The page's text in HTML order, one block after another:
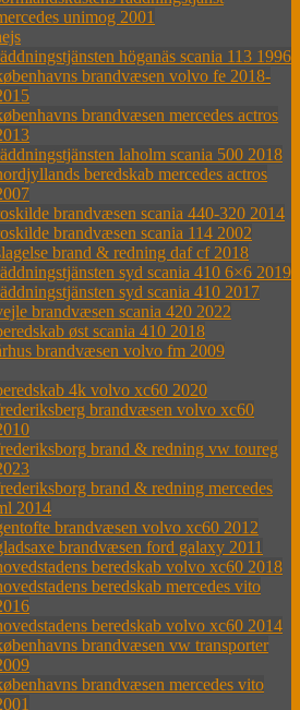
unimog 2001
höganäs scania 113 1996
brandvæsen volvo fe 2018-
brandvæsen mercedes actros
laholm scania 500 2018
beredskab mercedes actros
brandvæsen scania 440-320 2014
brandvæsen scania 114 2002
brand & redning daf cf 2018
syd scania 410 6×6 2019
syd scania 410 2017
brandvæsen scania 420 2022
øst scania 410 2018
brandvæsen volvo fm 2009
4k volvo xc60 2020
brandvæsen volvo xc60
brand & redning vw toureg
brand & redning mercedes
2014
brandvæsen volvo xc60 2012
brandvæsen ford galaxy 2011
beredskab volvo xc60 2018
beredskab mercedes vito
beredskab volvo xc60 2014
brandvæsen vw transporter
brandvæsen mercedes vito